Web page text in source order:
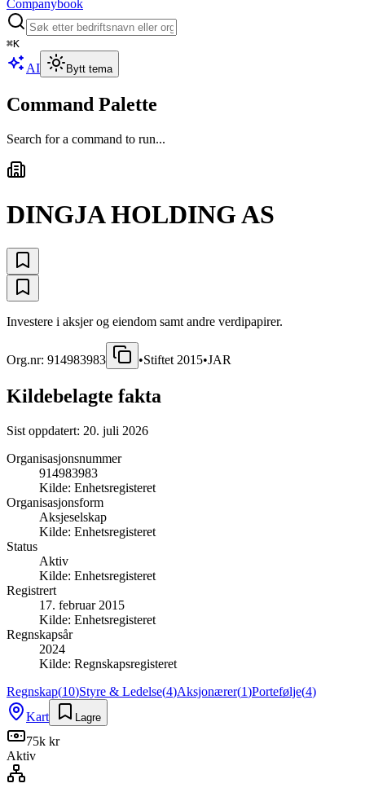
Companybook
⌘K
AI Bytt tema
Command Palette
Search for a command to run...
DINGJA HOLDING AS
Investere i aksjer og eiendom samt andre verdipapirer.
Org.nr: 914983983 •Stiftet 2015•JAR
Kildebelagte fakta
Sist oppdatert: 20. juli 2026
Organisasjonsnummer
914983983
Kilde: Enhetsregisteret
Organisasjonsform
Aksjeselskap
Kilde: Enhetsregisteret
Status
Aktiv
Kilde: Enhetsregisteret
Registrert
17. februar 2015
Kilde: Enhetsregisteret
Regnskapsår
2024
Kilde: Regnskapsregisteret
Regnskap(10)Styre & Ledelse(4)Aksjonærer(1)Portefølje(4)
Kart
Lagre
75k kr
Aktiv